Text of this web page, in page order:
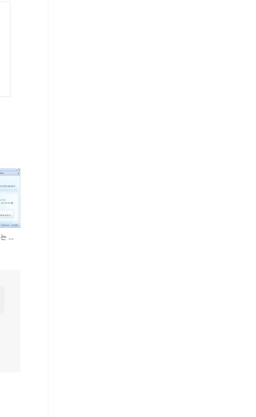
안철수연구소에서 알려주는 파일 완전 삭제 방법